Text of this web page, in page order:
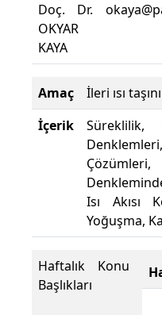
Doç. Dr.
OKYAR
KAYA
Amaç
İleri ısı
İçerik
Isı Akısı
Yoğuşma,
Haftalık Konu
Başlıkları